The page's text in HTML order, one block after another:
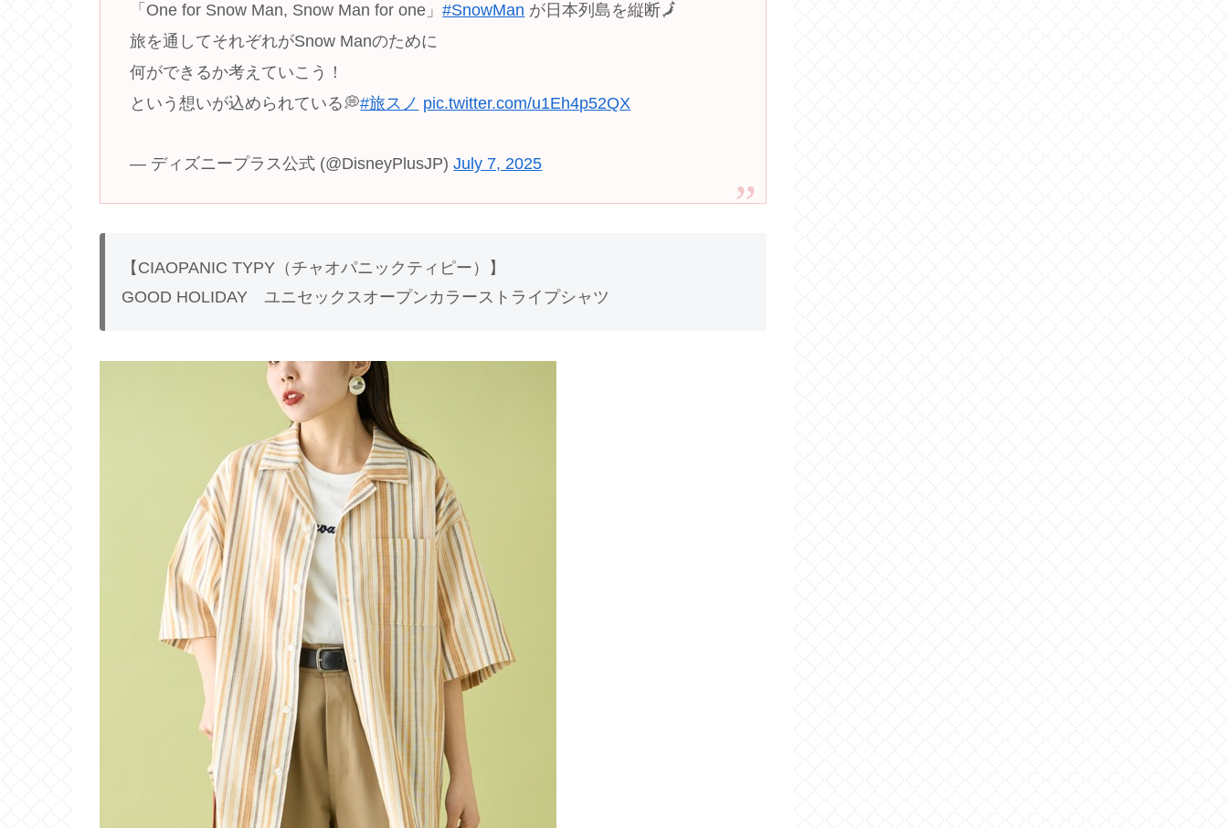
「One for Snow Man, Snow Man for one」#SnowMan が日本列島を縦断🗾
旅を通してそれぞれがSnow Manのために
何ができるか考えていこう！
という想いが込められている💭#旅スノ pic.twitter.com/u1Eh4p52QX
— ディズニープラス公式 (@DisneyPlusJP)July 7, 2025
【CIAOPANIC TYPY（チャオパニックティピー）】
GOOD HOLIDAY ユニセックスオープンカラーストライプシャツ